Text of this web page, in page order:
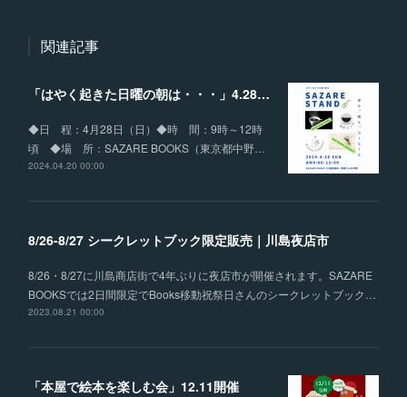
関連記事
「はやく起きた日曜の朝は・・・」4.28開催｜SAZARE STAND
◆日 程：4月28日（日）◆時 間：9時～12時
頃 ◆場 所：SAZARE BOOKS（東京都中野…
2024.04.20 00:00
8/26-8/27 シークレットブック限定販売｜川島夜店市
8/26・8/27に川島商店街で4年ぶりに夜店市が開催されます。SAZARE
BOOKSでは2日間限定でBooks移動祝祭日さんのシークレットブック…
2023.08.21 00:00
「本屋で絵本を楽しむ会」12.11開催